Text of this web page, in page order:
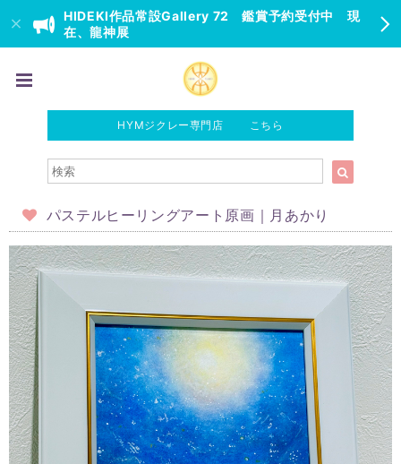
HIDEKI作品常設Gallery 72 鑑賞予約受付中 現
在、龍神展
HYMジクレー専門店 こちら
パステルヒーリングアート原画｜月あかり